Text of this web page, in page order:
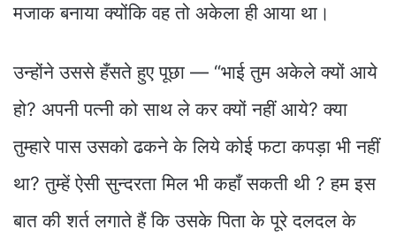
मजाक बनाया क्योंकि वह तो अकेला ही आया था।
उन्होंने उससे हँसते हुए पूछा — “भाई तुम अकेले क्यों आये
हो? अपनी पत्नी को साथ ले कर क्यों नहीं आये? क्या
तुम्हारे पास उसको ढकने के लिये कोई फटा कपड़ा भी नहीं
था? तुम्हें ऐसी सुन्दरता मिल भी कहाँ सकती थी ? हम इस
बात की शर्त लगाते हैं कि उसके पिता के पूरे दलदल के